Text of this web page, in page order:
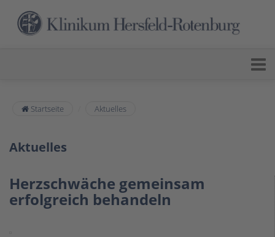
Startseite Aktuelles
Aktuelles
Herzschwäche gemeinsam
erfolgreich behandeln